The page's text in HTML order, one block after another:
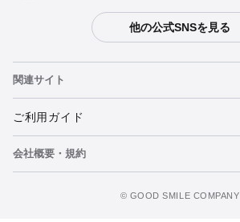
他の公式SNSを見る
関連サイト
ねんどろいど
ねんどろいどフェイスメーカー
ご利用ガイド
重要なお知らせ
会社概要・規約
©️ GOOD SMILE COMPANY